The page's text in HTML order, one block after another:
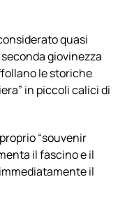
quasi
giovinezza
le storiche
in piccoli calici di
“souvenir
il fascino e il
il